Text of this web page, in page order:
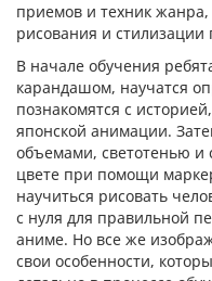
приемов и техник
рисования и стилизации
В начале обучения
карандашом, научатся
познакомятся с
японской анимации.
объемами, светотенью и
цвете при помощи
научиться рисовать
с нуля для правильной
аниме. Но все же
свои особенности,